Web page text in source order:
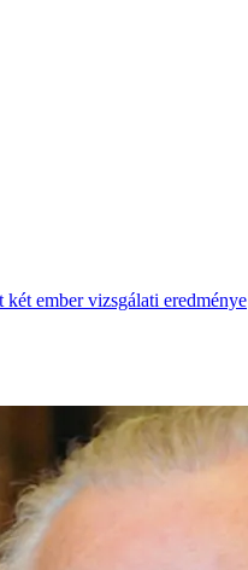
ember vizsgálati eredménye